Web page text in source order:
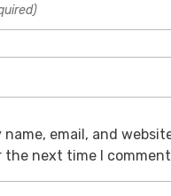
name, email, and
the next time I